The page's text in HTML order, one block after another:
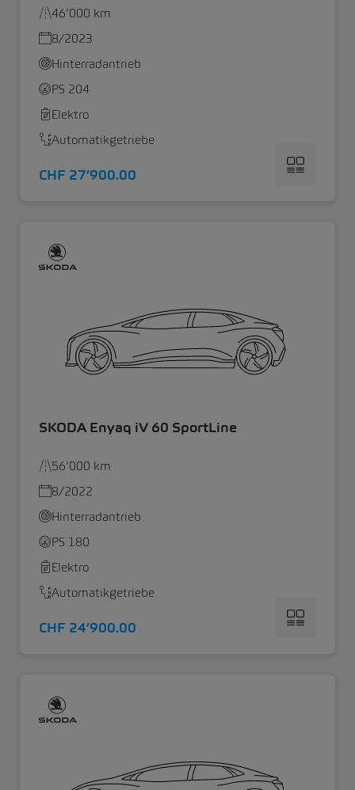
46’000 km
8/2023
Hinterradantrieb
PS 204
Elektro
Automatikgetriebe
CHF 27’900.00
SKODA Enyaq iV 60 SportLine
56’000 km
8/2022
Hinterradantrieb
PS 180
Elektro
Automatikgetriebe
CHF 24’900.00